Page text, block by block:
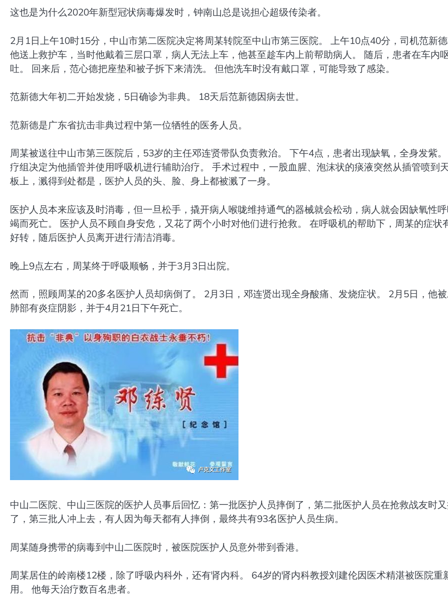
这也是为什么2020年新型冠状病毒爆发时，钟南山总是说担心超级传染者。
2月1日上午10时15分，中山市第二医院决定将周某转院至中山市第三医院。 上午10点40分，司机范新
他送上救护车，当时他戴着三层口罩，病人无法上车，他甚至趁车内上前帮助病人。 随后，患者在车内
吐。 回来后，范心德把座垫和被子拆下来清洗。 但他洗车时没有戴口罩，可能导致了感染。
范新德大年初二开始发烧，5日确诊为非典。 18天后范新德因病去世。
范新德是广东省抗击非典过程中第一位牺牲的医务人员。
周某被送往中山市第三医院后，53岁的主任邓连贤带队负责救治。 下午4点，患者出现缺氧，全身发紫
疗组决定为他插管并使用呼吸机进行辅助治疗。 手术过程中，一股血腥、泡沫状的痰液突然从插管喷到
板上，溅得到处都是，医护人员的头、脸、身上都被溅了一身。
医护人员本来应该及时消毒，但一旦松手，撬开病人喉咙维持通气的器械就会松动，病人就会因缺氧性
竭而死亡。 医护人员不顾自身安危，又花了两个小时对他们进行抢救。 在呼吸机的帮助下，周某的症状
好转，随后医护人员离开进行清洁消毒。
晚上9点左右，周某终于呼吸顺畅，并于3月3日出院。
然而，照顾周某的20多名医护人员却病倒了。 2月3日，邓连贤出现全身酸痛、发烧症状。 2月5日，他
肺部有炎症阴影，并于4月21日下午死亡。
中山二医院、中山三医院的医护人员事后回忆：第一批医护人员摔倒了，第二批医护人员在抢救战友时
了，第三批人冲上去，有人因为每天都有人摔倒，最终共有93名医护人员生病。
周某随身携带的病毒到中山二医院时，被医院医护人员意外带到香港。
周某居住的岭南楼12楼，除了呼吸内科外，还有肾内科。 64岁的肾内科教授刘建伦因医术精湛被医院重
用。 他每天治疗数百名患者。